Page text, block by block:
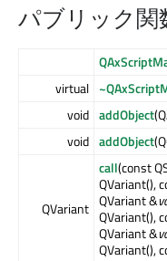
パブリック関
virtual
void addObject
void addObject
QVariant
call(const
QVariant(),
QVariant &
QVariant(),
QVariant &
QVariant(),